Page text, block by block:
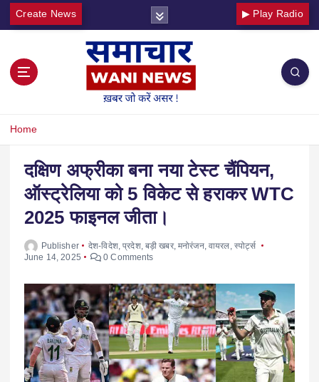
Create News ▶ Play Radio
Home
दक्षिण अफ्रीका बना नया टेस्ट चैंपियन,
ऑस्ट्रेलिया को 5 विकेट से हराकर WTC
2025 फाइनल जीता।
Publisher देश-विदेश,प्रदेश, बड़ी खबर,मनोरंजन,वायरल स्पोर्ट्स
June 14, 2025
0 Comments